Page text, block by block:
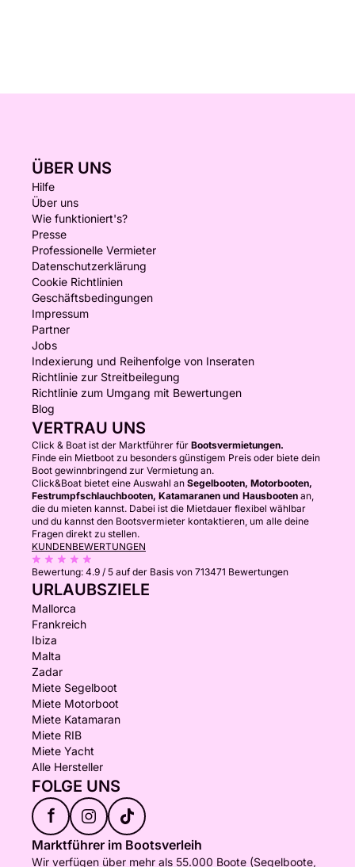
ÜBER UNS
Hilfe
Über uns
Wie funktioniert's?
Presse
Professionelle Vermieter
Datenschutzerklärung
Cookie Richtlinien
Geschäftsbedingungen
Impressum
Partner
Jobs
Indexierung und Reihenfolge von Inseraten
Richtlinie zur Streitbeilegung
Richtlinie zum Umgang mit Bewertungen
Blog
VERTRAU UNS
Click & Boat ist der Marktführer für Bootsvermietungen.
Finde ein Mietboot zu besonders günstigem Preis oder biete dein
Boot gewinnbringend zur Vermietung an.
Click&Boat bietet eine Auswahl an Segelbooten, Motorbooten,
Festrumpfschlauchbooten, Katamaranen und Hausbooten an,
die du mieten kannst. Dabei ist die Mietdauer flexibel wählbar
und du kannst den Bootsvermieter kontaktieren, um alle deine
Fragen direkt zu stellen.
KUNDENBEWERTUNGEN
Bewertung: 4.9 / 5 auf der Basis von 713471 Bewertungen
URLAUBSZIELE
Mallorca
Frankreich
Ibiza
Malta
Zadar
Miete Segelboot
Miete Motorboot
Miete Katamaran
Miete RIB
Miete Yacht
Alle Hersteller
FOLGE UNS
f
Marktführer im Bootsverleih
Wir verfügen über mehr als 55.000 Boote (Segelboote,